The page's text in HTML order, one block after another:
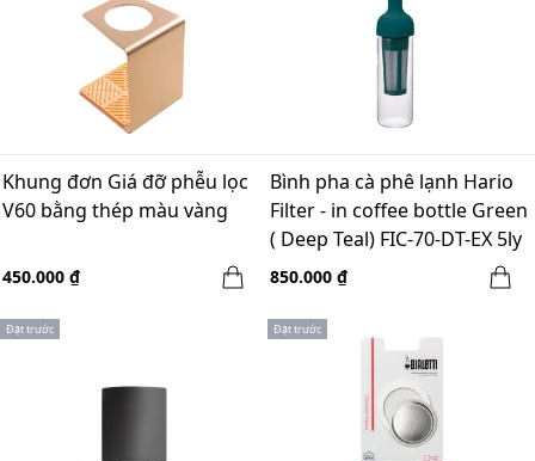
Khung đơn Giá đỡ phễu lọc
V60 bằng thép màu vàng
450.000 ₫
Bình pha cà phê lạnh Hario
Filter - in coffee bottle Green
( Deep Teal) FIC-70-DT-EX 5ly
850.000 ₫
Đặt trước Đặt trước